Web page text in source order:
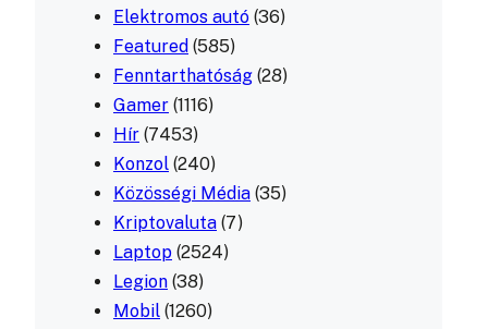
Elektromos autó (36)
Featured (585)
Fenntarthatóság (28)
Gamer (1116)
Hír (7453)
Konzol (240)
Közösségi Média (35)
Kriptovaluta (7)
Laptop (2524)
Legion (38)
Mobil (1260)